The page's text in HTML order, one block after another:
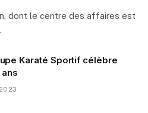
dont le centre des affaires est
Karaté Sportif célèbre